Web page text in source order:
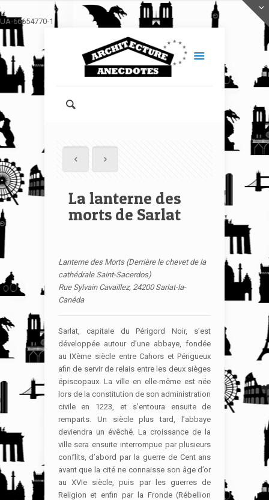
UA-66654770-1
La lanterne des
morts de Sarlat
Lanterne des Morts (Derrière le chevet de la
cathédrale Saint-Sacerdos)
Rue Sylvain Cavaillez, 24200 Sarlat-la-
Canéda ‎
Sarlat, capitale du Périgord Noir, s’est
développée autour d’une abbaye, fondée
au IXème siècle entre Cahors et Périgueux
afin de servir de relais entre les deux sièges
épiscopaux. La ville en elle-même est née
lors de la constitution de son administration
civile en 1223, et s’entoura ensuite de
remparts. Un siècle plus tard, l’abbaye
deviendra un évêché. La croissance de la
ville sera ensuite interrompue par plusieurs
conflits, d’abord par la guerre de Cent ans
avant que la cité ne connaisse son âge d’or
au XVIe siècle, puis par les guerres de
Religion et enfin par la Fronde (Rébellion